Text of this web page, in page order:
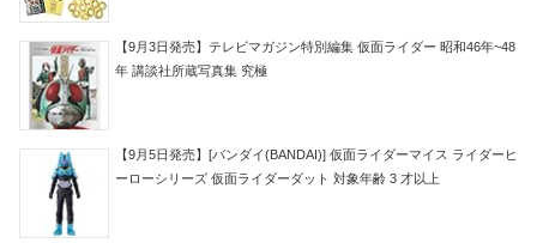
【9月3日発売】テレビマガジン特別編集 仮面ライダー 昭和46年~48
年 講談社所蔵写真集 究極
【9月5日発売】[バンダイ(BANDAI)] 仮面ライダーマイス ライダーヒ
ーローシリーズ 仮面ライダーダット 対象年齢 3 才以上